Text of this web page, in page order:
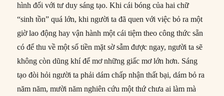
hình đối với tư duy sáng tạo. Khi cái bóng của hai chữ
“sinh tồn” quá lớn, khi người ta đã quen với việc bỏ ra một
giờ lao động hay vận hành một cái tiệm theo công thức sẵn
có để thu về một số tiền mặt sờ sẫm được ngay, người ta sẽ
không còn dũng khí để mơ những giấc mơ lớn hơn. Sáng
tạo đòi hỏi người ta phải dám chấp nhận thất bại, dám bỏ ra
năm năm, mười năm nghiên cứu một thứ chưa ai làm mà